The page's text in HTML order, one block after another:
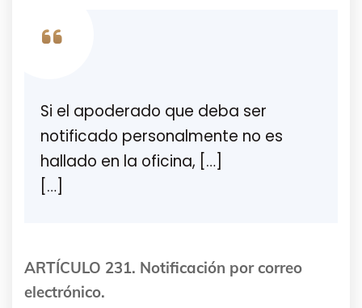
Si el apoderado que deba ser
notificado personalmente no es
hallado en la oficina, […]
[…]
ARTÍCULO 231. Notificación por correo
electrónico.